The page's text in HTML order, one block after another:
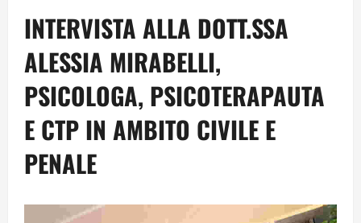
INTERVISTA ALLA DOTT.SSA
ALESSIA MIRABELLI,
PSICOLOGA, PSICOTERAPAUTA
E CTP IN AMBITO CIVILE E
PENALE